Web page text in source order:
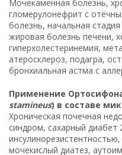
Мочекаменная болезнь,
гломерулонефрит с
болезнь, начальная
жировая болезнь печени,
гиперхолестеринемия,
атеросклероз, подагра,
бронхиальная астма с
Применение
stamineus) в составе
Хроническая почечная
синдром, сахарный диабет
мочекислый диатез,